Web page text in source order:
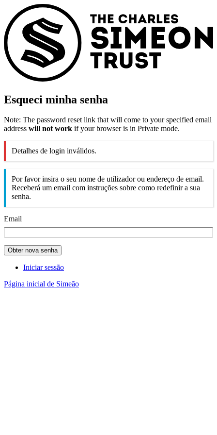
Esqueci minha senha
Note: The password reset link that will come to your specified email
address will not work if your browser is in Private mode.
Detalhes de login inválidos.
Por favor insira o seu nome de utilizador ou endereço de email.
Receberá um email com instruções sobre como redefinir a sua
senha.
Email
Obter nova senha
Iniciar sessão
Página inicial de Simeão